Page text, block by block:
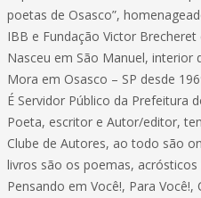
poetas de Osasco”,
IBB e Fundação Victor Brecheret
Nasceu em São Manuel, interior
Mora em Osasco – SP desde
É Servidor Público da Prefeitura
Poeta, escritor e Autor/editor,
Clube de Autores, ao todo são
livros são os poemas,
Pensando em Você!, Para Você!,